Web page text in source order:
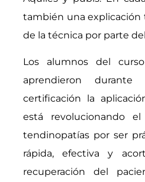
también una explicación
de la técnica por parte
Los alumnos del curso
aprendieron
certificación la
está revolucionando
tendinopatías por ser
rápida, efectiva y
recuperación del